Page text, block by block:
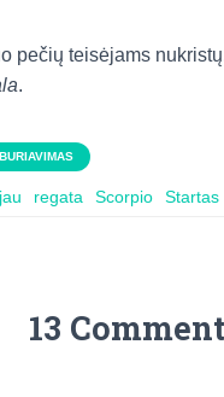
pečių teisėjams
.
BURIAVIMAS
regata Scorpio Startas
13